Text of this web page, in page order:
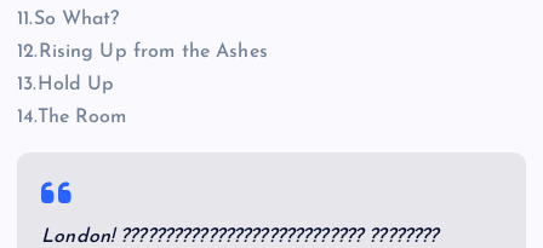
11.So What?
12.Rising Up from the Ashes
13.Hold Up
14.The Room
London! ???????????????????????????? ????????